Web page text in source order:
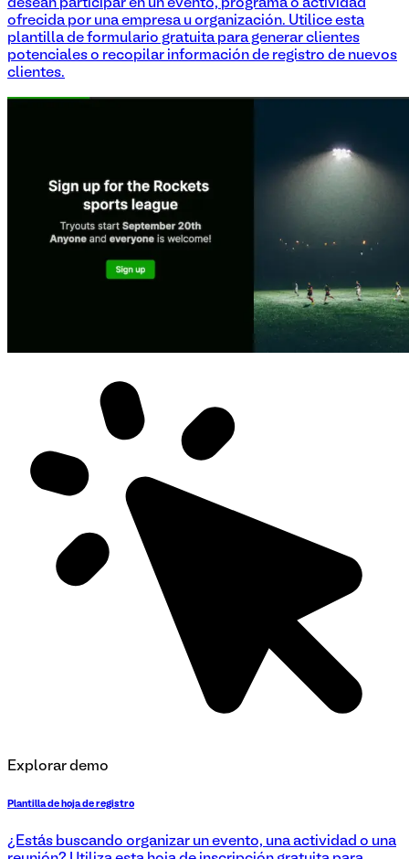
desean participar en un evento, programa o actividad
ofrecida por una empresa u organización. Utilice esta
plantilla de formulario gratuita para generar clientes
potenciales o recopilar información de registro de nuevos
clientes.
Explorar demo
Plantilla de hoja de registro
¿Estás buscando organizar un evento, una actividad o una